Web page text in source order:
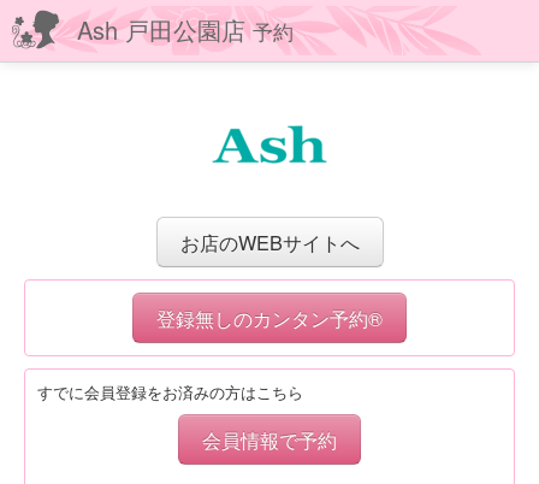
Ash 戸田公園店予約
お店のWEBサイトへ
登録無しのカンタン予約®
すでに会員登録をお済みの方はこちら
会員情報で予約